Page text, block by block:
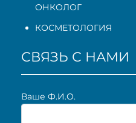
ОНКОЛОГ
КОСМЕТОЛОГИЯ
СВЯЗЬ С НАМИ
Ваше Ф.И.О.